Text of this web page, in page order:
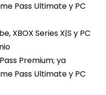
Pass Ultimate y PC
XBOX Series X|S y PC
Premium; ya
Pass Ultimate y PC